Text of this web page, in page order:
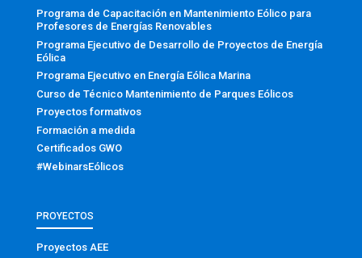
Programa de Capacitación en Mantenimiento Eólico para
Profesores de Energías Renovables
Programa Ejecutivo de Desarrollo de Proyectos de Energía
Eólica
Programa Ejecutivo en Energía Eólica Marina
Curso de Técnico Mantenimiento de Parques Eólicos
Proyectos formativos
Formación a medida
Certificados GWO
#WebinarsEólicos
PROYECTOS
Proyectos AEE